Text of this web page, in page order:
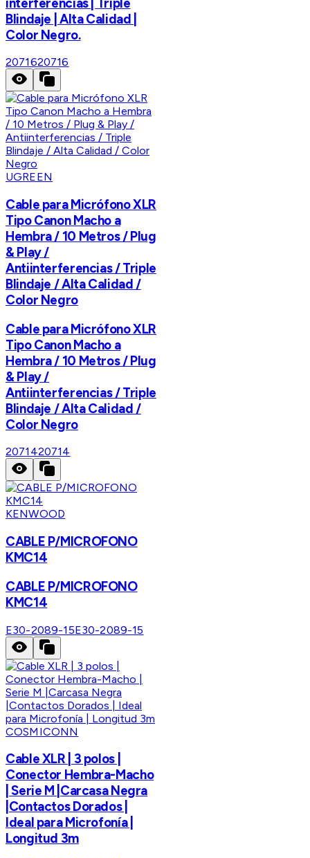
Blindaje | Alta Calidad |
Color Negro.
2071620716
UGREEN
Cable para Micrófono XLR
Tipo Canon Macho a
Hembra / 10 Metros / Plug
& Play /
Antiinterferencias / Triple
Blindaje / Alta Calidad /
Color Negro
Cable para Micrófono XLR
Tipo Canon Macho a
Hembra / 10 Metros / Plug
& Play /
Antiinterferencias / Triple
Blindaje / Alta Calidad /
Color Negro
2071420714
KENWOOD
CABLE P/MICROFONO
KMC14
CABLE P/MICROFONO
KMC14
E30-2089-15E30-2089-15
COSMICONN
Cable XLR | 3 polos |
Conector Hembra-Macho
| Serie M |Carcasa Negra
|Contactos Dorados |
Ideal para Microfonía |
Longitud 3m